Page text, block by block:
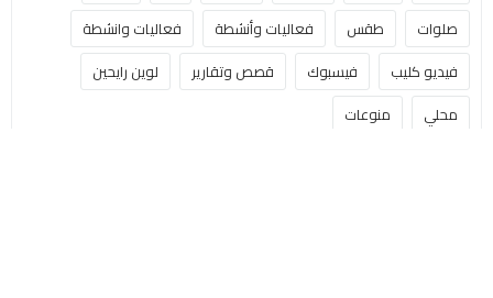
صلوات
طقس فعاليات وأنشطة
فعاليات وانشطة
فيديو كليب
فيسبوك قصص وتقارير
لوين رايحين
محلي
منوعات